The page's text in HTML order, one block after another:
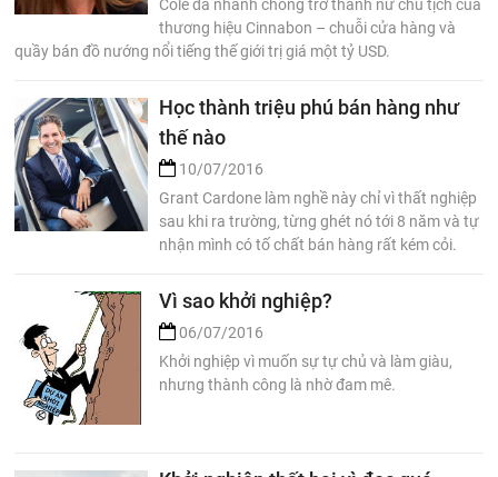
Cole đã nhanh chóng trở thành nữ chủ tịch của
thương hiệu Cinnabon – chuỗi cửa hàng và
quầy bán đồ nướng nổi tiếng thế giới trị giá một tỷ USD.
Học thành triệu phú bán hàng như
thế nào
10/07/2016
Grant Cardone làm nghề này chỉ vì thất nghiệp
sau khi ra trường, từng ghét nó tới 8 năm và tự
nhận mình có tố chất bán hàng rất kém cỏi.
Vì sao khởi nghiệp?
06/07/2016
Khởi nghiệp vì muốn sự tự chủ và làm giàu,
nhưng thành công là nhờ đam mê.